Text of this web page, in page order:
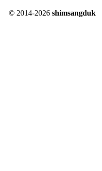
© 2014-2026 shimsangduk